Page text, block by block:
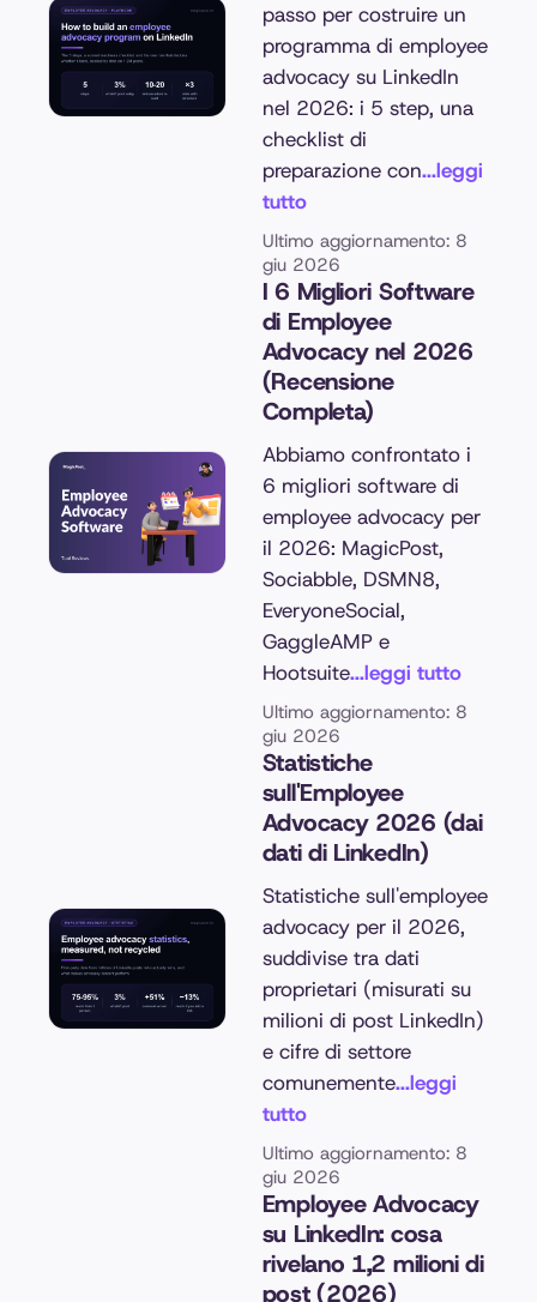
passo per costruire un
programma di employee
advocacy su LinkedIn
nel 2026: i 5 step, una
checklist di
preparazione con...leggi
tutto
Ultimo aggiornamento: 8
giu 2026
I 6 Migliori Software
di Employee
Advocacy nel 2026
(Recensione
Completa)
Abbiamo confrontato i
6 migliori software di
employee advocacy per
il 2026: MagicPost,
Sociabble, DSMN8,
EveryoneSocial,
GaggleAMP e
Hootsuite...leggi tutto
Ultimo aggiornamento: 8
giu 2026
Statistiche
sull'Employee
Advocacy 2026 (dai
dati di LinkedIn)
Statistiche sull'employee
advocacy per il 2026,
suddivise tra dati
proprietari (misurati su
milioni di post LinkedIn)
e cifre di settore
comunemente...leggi
tutto
Ultimo aggiornamento: 8
giu 2026
Employee Advocacy
su LinkedIn: cosa
rivelano 1,2 milioni di
post (2026)